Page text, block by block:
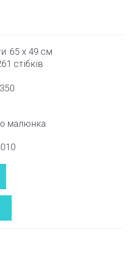
65 x 49 см
стібків
малюнка